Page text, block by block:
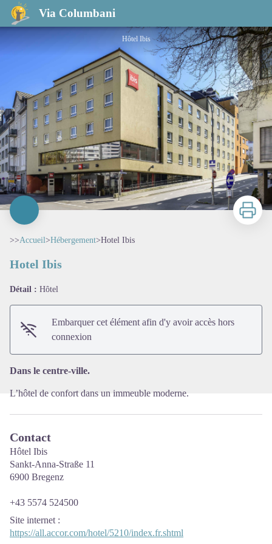
Via Columbani
Hotel Ibis
Hôtel Ibis
Voir l'image en plein écran
Imprimer
>>Accueil>Hébergement>Hotel Ibis
Hotel Ibis
Détail : Hôtel
Embarquer cet élément afin d'y avoir accès hors
connexion
Dans le centre-ville.
L’hôtel de confort dans un immeuble moderne.
Contact
Hôtel Ibis
Sankt-Anna-Straße 11
6900 Bregenz
+43 5574 524500
Site internet :
https://all.accor.com/hotel/5210/index.fr.shtml